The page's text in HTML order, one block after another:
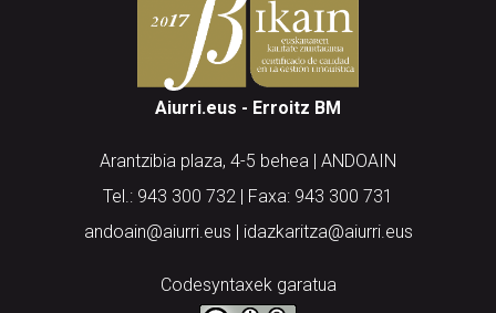
Aiurri.eus - Erroitz BM
Arantzibia plaza, 4-5 behea | ANDOAIN
Tel.: 943 300 732 | Faxa: 943 300 731
andoain@aiurri.eus | idazkaritza@aiurri.eus
Codesyntaxek garatua